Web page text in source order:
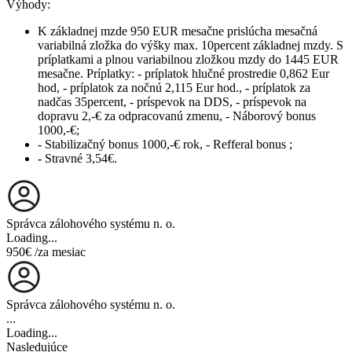
Výhody:
K základnej mzde 950 EUR mesačne prislúcha mesačná
variabilná zložka do výšky max. 10percent základnej mzdy. S
príplatkami a plnou variabilnou zložkou mzdy do 1445 EUR
mesačne. Príplatky: - príplatok hlučné prostredie 0,862 Eur
hod, - príplatok za nočnú 2,115 Eur hod., - príplatok za
nadčas 35percent, - príspevok na DDS, - príspevok na
dopravu 2,-€ za odpracovanú zmenu, - Náborový bonus
1000,-€;
- Stabilizačný bonus 1000,-€ rok, - Refferal bonus ;
- Stravné 3,54€.
Správca zálohového systému n. o.
Loading...
950€ /za mesiac
Správca zálohového systému n. o.
...
Loading...
Nasledujúce